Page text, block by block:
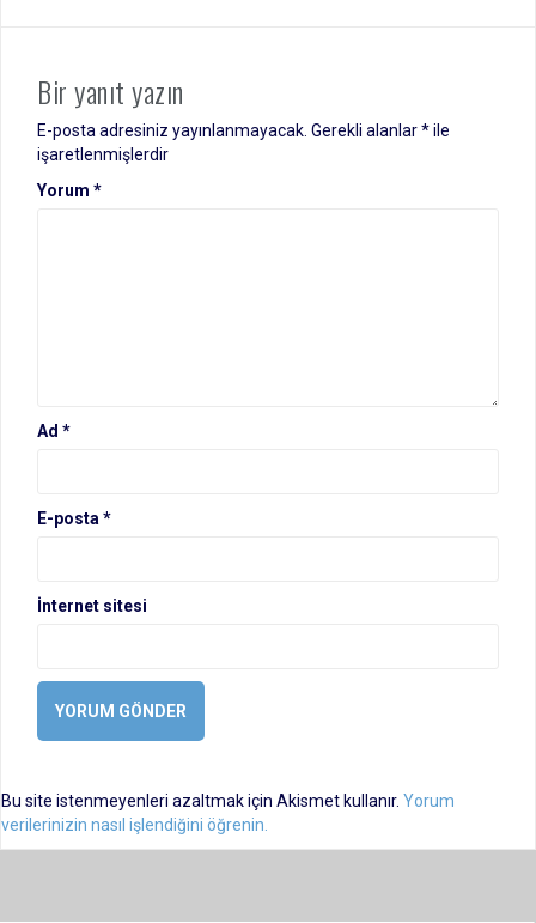
Bir yanıt yazın
E-posta adresiniz yayınlanmayacak. Gerekli alanlar*ile
işaretlenmişlerdir
Yorum *
Ad *
E-posta *
İnternet sitesi
Bu site istenmeyenleri azaltmak için Akismet kullanır. Yorum
verilerinizin nasıl işlendiğini öğrenin.